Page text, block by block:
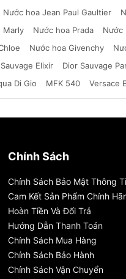
Nước hoa Jean Paul Gaultier
Marly Nước hoa Prada Nước
Nước hoa Givenchy
Elixir Dior Sauvage
Di Gio MFK 540 Versace
Chính Sách
Chính Sách Bảo Mật Thông
Cam Kết Sản Phẩm Chính
Hoàn Tiền Và Đổi Trả
Hướng Dẫn Thanh Toán
Chính Sách Mua Hàng
Chính Sách Bảo Hành
Chính Sách Vận Chuyển